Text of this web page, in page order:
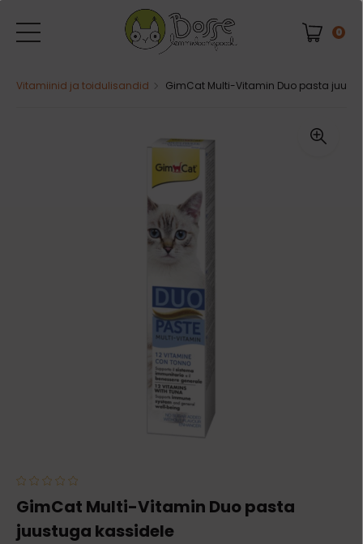
0
Vitamiinid ja toidulisandid GimCat Multi-Vitamin Duo pasta
GimCat Multi-Vitamin Duo pasta
juustuga kassidele